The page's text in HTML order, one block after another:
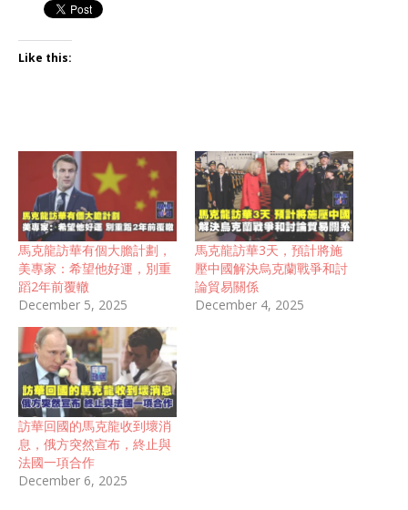
Like this:
馬克龍訪華有個大膽計劃，
美專家：希望他好運，別重
蹈2年前覆轍
December 5, 2025
馬克龍訪華3天，預計將施
壓中國解決烏克蘭戰爭和討
論貿易關係
December 4, 2025
訪華回國的馬克龍收到壞消
息，俄方突然宣布，終止與
法國一項合作
December 6, 2025